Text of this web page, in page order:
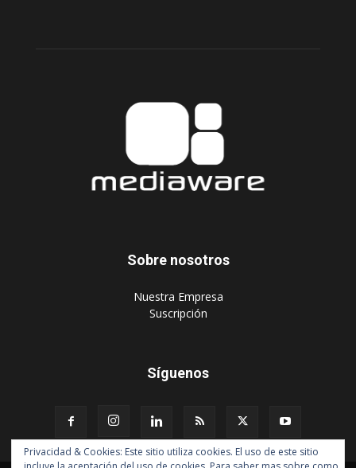
Sobre nosotros
‎Nuestra Empresa
‎Suscripción
Síguenos
Privacidad & Cookies: Este sitio utiliza cookies. El uso de este sitio